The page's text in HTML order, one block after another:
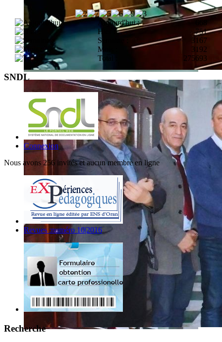
Aujourd'hui :
Hier :
751
Semaine :
3167
Mois :
3192
Total :
275693
SNDL
Connexion
Nous avons 256 invités et aucun membre en ligne
Revues :numéro 10|2016
Recherche